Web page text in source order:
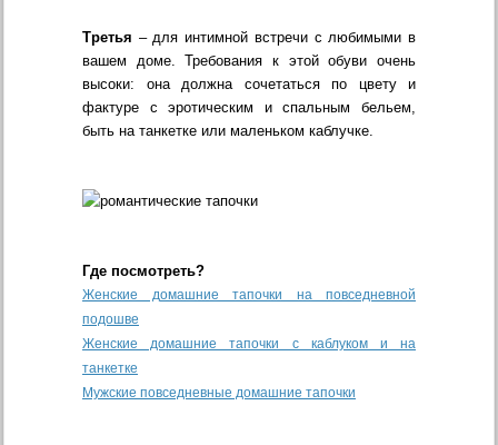
Третья – для интимной встречи с любимыми в
вашем доме. Требования к этой обуви очень
высоки: она должна сочетаться по цвету и
фактуре с эротическим и спальным бельем,
быть на танкетке или маленьком каблучке.
Где посмотреть?
Женские домашние тапочки на повседневной
подошве
Женские домашние тапочки с каблуком и на
танкетке
Мужские повседневные домашние тапочки